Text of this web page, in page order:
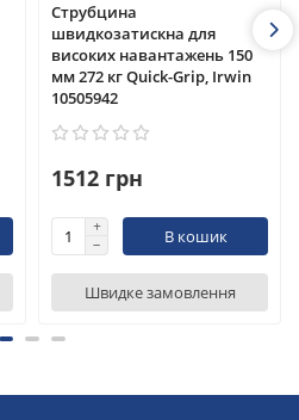
Струбцина
швидкозатискна для
високих навантажень 150
мм 272 кг Quick-Grip, Irwin
10505942
1512 грн
В кошик
Швидке замовлення